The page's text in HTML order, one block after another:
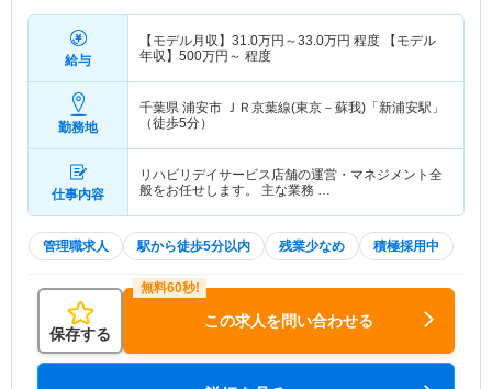
給与
【モデル月収】 31.0万円～33.0万円 程度 【モデル
年収】 500万円～ 程度
勤務地
千葉県 浦安市 ＪＲ京葉線(東京－蘇我)「新浦安駅」
（徒歩5分）
仕事内容
リハビリデイサービス店舗の運営・マネジメント全
般をお任せします。 主な業務 …
管理職求人 駅から徒歩5分以内 残業少なめ 積極採用中
保存する
この求人を問い合わせる